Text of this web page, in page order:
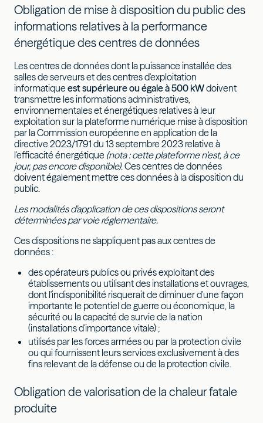
Obligation de mise à disposition du public des
informations relatives à la performance
énergétique des centres de données
Les centres de données dont la puissance installée des
salles de serveurs et des centres d'exploitation
informatique est supérieure ou égale à 500 kWdoivent
transmettre les informations administratives,
environnementales et énergétiques relatives à leur
exploitation sur la plateforme numérique mise à disposition
par la Commission européenne en application de la
directive 2023/1791 du 13 septembre 2023 relative à
l'efficacité énergétique (nota : cette plateforme n’est, à ce
jour, pas encore disponible). Ces centres de données
doivent également mettre ces données à la disposition du
public.
Les modalités d'application de ces dispositions seront
déterminées par voie réglementaire.
Ces dispositions ne s'appliquent pas aux centres de
données :
des opérateurs publics ou privés exploitant des
établissements ou utilisant des installations et ouvrages,
dont l'indisponibilité risquerait de diminuer d'une façon
importante le potentiel de guerre ou économique, la
sécurité ou la capacité de survie de la nation
(installations d'importance vitale) ;
utilisés par les forces armées ou par la protection civile
ou qui fournissent leurs services exclusivement à des
fins relevant de la défense ou de la protection civile.
Obligation de valorisation de la chaleur fatale
produite